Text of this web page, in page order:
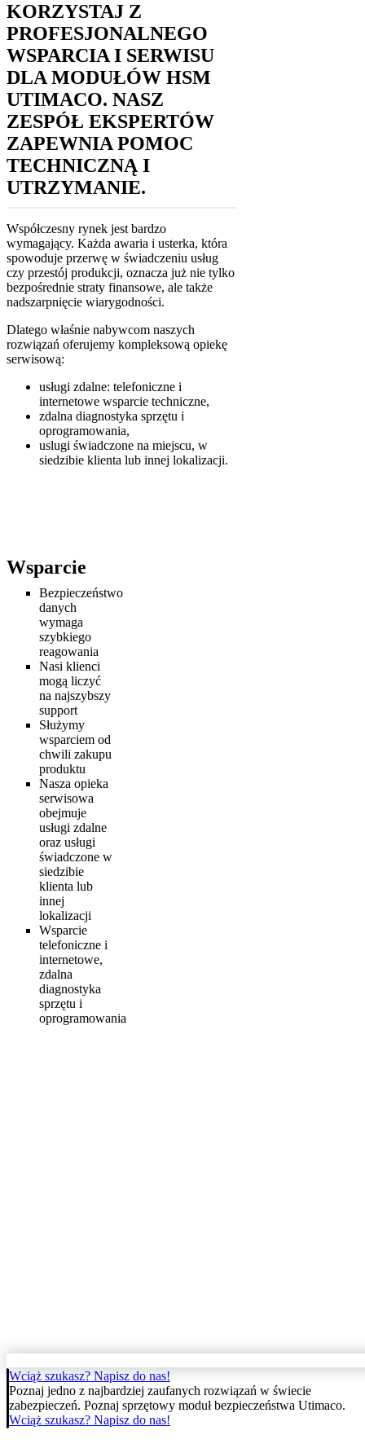
KORZYSTAJ Z
PROFESJONALNEGO
WSPARCIA I SERWISU
DLA MODUŁÓW HSM
UTIMACO. NASZ
ZESPÓŁ EKSPERTÓW
ZAPEWNIA POMOC
TECHNICZNĄ I
UTRZYMANIE.
Współczesny rynek jest bardzo
wymagający. Każda awaria i usterka, która
spowoduje przerwę w świadczeniu usług
czy przestój produkcji, oznacza już nie tylko
bezpośrednie straty finansowe, ale także
nadszarpnięcie wiarygodności.
Dlatego właśnie nabywcom naszych
rozwiązań oferujemy kompleksową opiekę
serwisową:
usługi zdalne: telefoniczne i
internetowe wsparcie techniczne,
zdalna diagnostyka sprzętu i
oprogramowania,
uslugi świadczone na miejscu, w
siedzibie klienta lub innej lokalizacji.
Wsparcie
Bezpieczeństwo
danych
wymaga
szybkiego
reagowania
Nasi klienci
mogą liczyć
na najszybszy
support
Służymy
wsparciem od
chwili zakupu
produktu
Nasza opieka
serwisowa
obejmuje
usługi zdalne
oraz usługi
świadczone w
siedzibie
klienta lub
innej
lokalizacji
Wsparcie
telefoniczne i
internetowe,
zdalna
diagnostyka
sprzętu i
oprogramowania
Wciąż szukasz? Napisz do nas!
Poznaj jedno z najbardziej zaufanych rozwiązań w świecie
zabezpieczeń. Poznaj sprzętowy moduł bezpieczeństwa Utimaco.
Wciąż szukasz? Napisz do nas!